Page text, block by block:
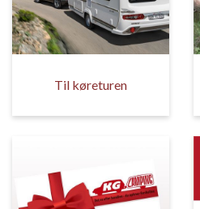
Til køreturen